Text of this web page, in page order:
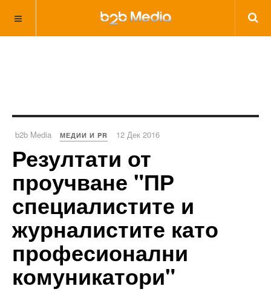
b2b Media МЕДИИ И PR 12 Дек 2016
Резултати от
проучване "ПР
специалистите и
журналистите като
професионални
комуникатори"